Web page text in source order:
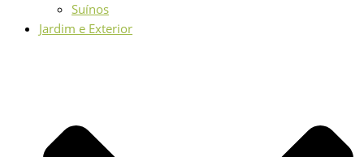
Suínos
Jardim e Exterior